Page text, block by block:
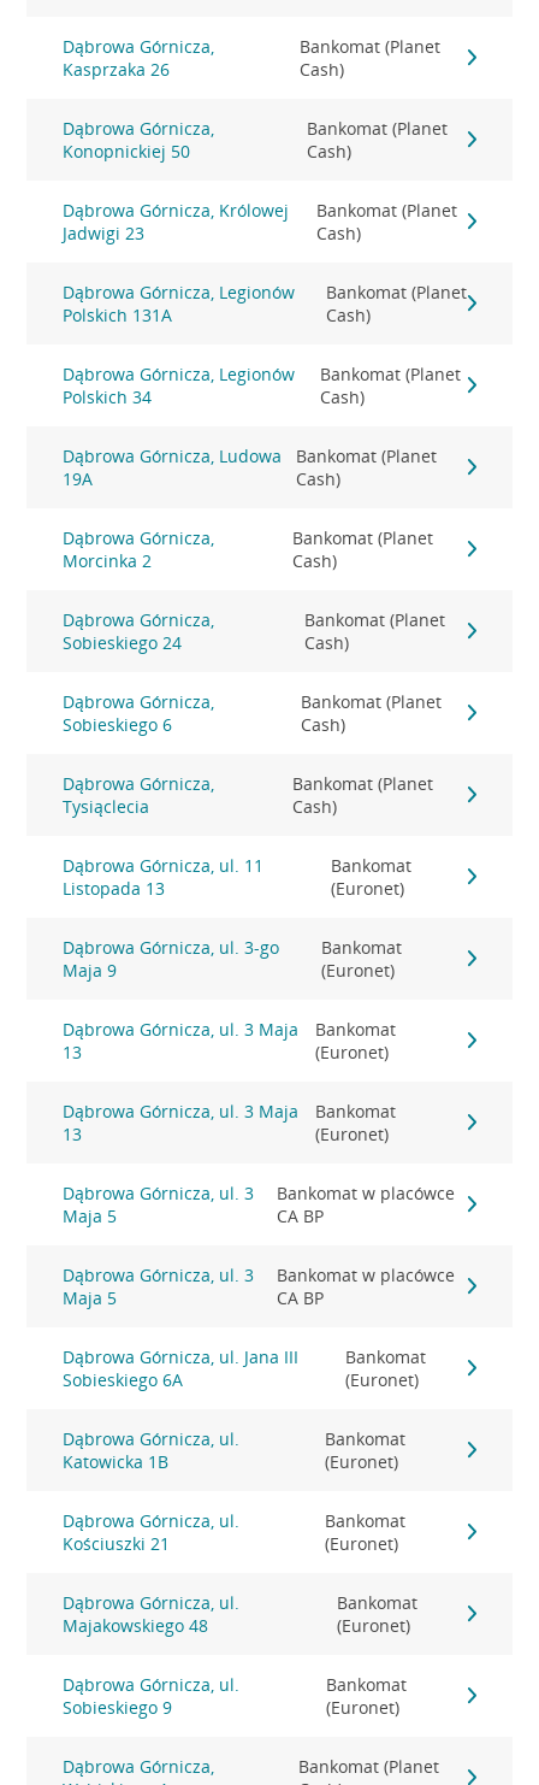
Dąbrowa Górnicza,
Kasprzaka 26
Bankomat (Planet
Cash)
Dąbrowa Górnicza,
Konopnickiej 50
Bankomat (Planet
Cash)
Dąbrowa Górnicza, Królowej
Jadwigi 23
Bankomat (Planet
Cash)
Dąbrowa Górnicza, Legionów
Polskich 131A
Bankomat (Planet
Cash)
Dąbrowa Górnicza, Legionów
Polskich 34
Bankomat (Planet
Cash)
Dąbrowa Górnicza, Ludowa
19A
Bankomat (Planet
Cash)
Dąbrowa Górnicza,
Morcinka 2
Bankomat (Planet
Cash)
Dąbrowa Górnicza,
Sobieskiego 24
Bankomat (Planet
Cash)
Dąbrowa Górnicza,
Sobieskiego 6
Bankomat (Planet
Cash)
Dąbrowa Górnicza,
Tysiąclecia
Bankomat (Planet
Cash)
Dąbrowa Górnicza, ul. 11
Listopada 13
Bankomat
(Euronet)
Dąbrowa Górnicza, ul. 3-go
Maja 9
Bankomat
(Euronet)
Dąbrowa Górnicza, ul. 3 Maja
13
Bankomat
(Euronet)
Dąbrowa Górnicza, ul. 3 Maja
13
Bankomat
(Euronet)
Dąbrowa Górnicza, ul. 3
Maja 5
Bankomat w placówce
CA BP
Dąbrowa Górnicza, ul. 3
Maja 5
Bankomat w placówce
CA BP
Dąbrowa Górnicza, ul. Jana III
Sobieskiego 6A
Bankomat
(Euronet)
Dąbrowa Górnicza, ul.
Katowicka 1B
Bankomat
(Euronet)
Dąbrowa Górnicza, ul.
Kościuszki 21
Bankomat
(Euronet)
Dąbrowa Górnicza, ul.
Majakowskiego 48
Bankomat
(Euronet)
Dąbrowa Górnicza, ul.
Sobieskiego 9
Bankomat
(Euronet)
Dąbrowa Górnicza,
Bankomat (Planet